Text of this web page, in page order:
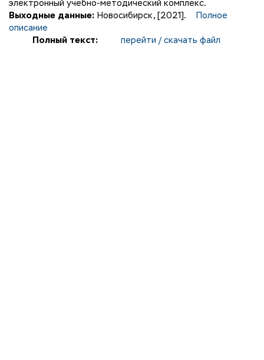
электронный учебно-методический комплекс.
Выходные данные: Новосибирск, [2021].
Полное
описание
Полный текст:
перейти / скачать файл